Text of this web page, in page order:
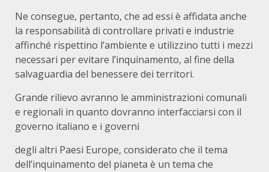
Ne consegue, pertanto, che ad essi è affidata anche
la responsabilità di controllare privati e industrie
affinché rispettino l’ambiente e utilizzino tutti i mezzi
necessari per evitare l’inquinamento, al fine della
salvaguardia del benessere dei territori.
Grande rilievo avranno le amministrazioni comunali
e regionali in quanto dovranno interfacciarsi con il
governo italiano e i governi
degli altri Paesi Europe, considerato che il tema
dell’inquinamento del pianeta è un tema che